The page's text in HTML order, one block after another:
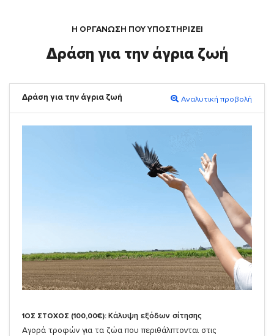
Η ΟΡΓΆΝΩΣΗ ΠΟΥ ΥΠΟΣΤΗΡΙΖΕΙ
Δράση για την άγρια ζωή
Δράση για την άγρια ζωή Αναλυτική προβολή
1ΟΣ ΣΤΟΧΟΣ (100,00€): Κάλυψη εξόδων σίτησης
Αγορά τροφών για τα ζώα που περιθάλπτονται στις